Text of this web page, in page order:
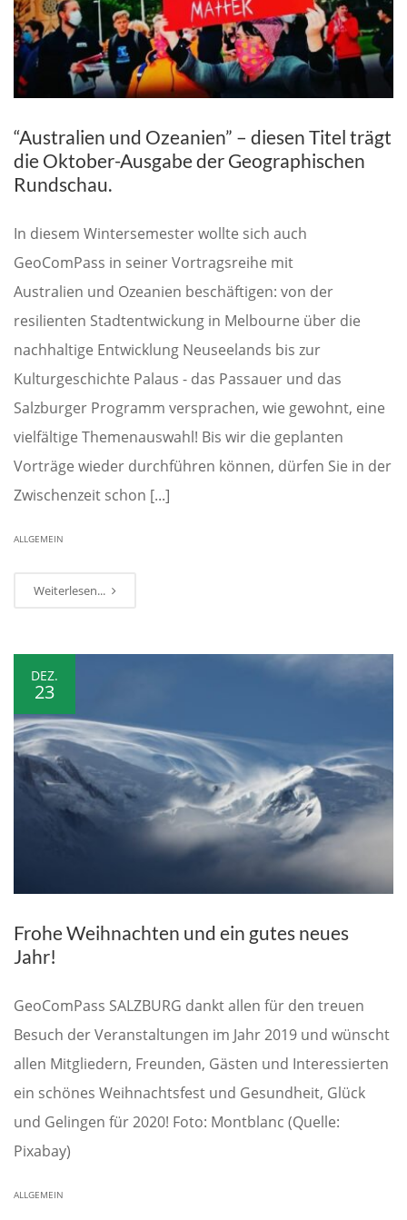
“Australien und Ozeanien” – diesen Titel trägt
die Oktober-Ausgabe der Geographischen
Rundschau.
In diesem Wintersemester wollte sich auch
GeoComPass in seiner Vortragsreihe mit
Australien und Ozeanien beschäftigen: von der
resilienten Stadtentwickung in Melbourne über die
nachhaltige Entwicklung Neuseelands bis zur
Kulturgeschichte Palaus - das Passauer und das
Salzburger Programm versprachen, wie gewohnt, eine
vielfältige Themenauswahl! Bis wir die geplanten
Vorträge wieder durchführen können, dürfen Sie in der
Zwischenzeit schon [...]
ALLGEMEIN
Weiterlesen...
DEZ.
23
Frohe Weihnachten und ein gutes neues
Jahr!
GeoComPass SALZBURG dankt allen für den treuen
Besuch der Veranstaltungen im Jahr 2019 und wünscht
allen Mitgliedern, Freunden, Gästen und Interessierten
ein schönes Weihnachtsfest und Gesundheit, Glück
und Gelingen für 2020! Foto: Montblanc (Quelle:
Pixabay)
ALLGEMEIN